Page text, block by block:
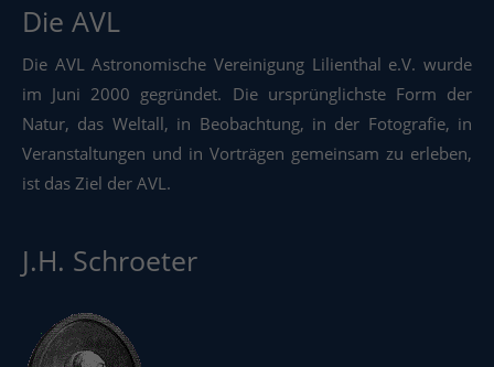
Die AVL
Die AVL Astronomische Vereinigung Lilienthal e.V. wurde
im Juni 2000 gegründet. Die ursprünglichste Form der
Natur, das Weltall, in Beobachtung, in der Fotografie, in
Veranstaltungen und in Vorträgen gemeinsam zu erleben,
ist das Ziel der AVL.
J.H. Schroeter